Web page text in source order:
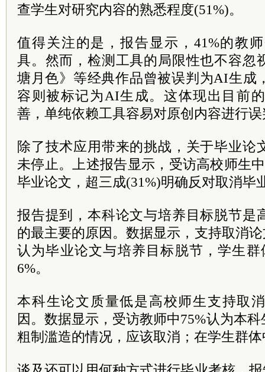
查学生对研究内容的熟悉程度(51%)。
值得关注的是，报告显示，41%的教
具。然而，检测工具的局限性也不容忽
塘月色》等经典作品曾被误判为AI生成
容则被标记为AI生成。这体现出目前
善，单纯依赖工具容易对原创内容进行
除了技术应用带来的挑战，关于毕业论
未停止。上述报告显示，受访高校师生
毕业论文，超三成(31%)明确反对取消毕
报告提到，本科论文与培养目标脱节是
的最主要的原因。数据显示，支持取消
认为毕业论文与培养目标脱节，学生
6%。
本科生论文质量低是高校师生支持取
因。数据显示，受访教师中75%认为本
粗制滥造的情况，应该取消；在学生群